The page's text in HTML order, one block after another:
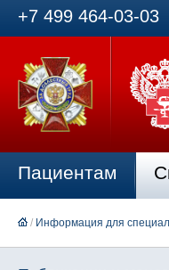
+7 499 464-03-03
Пациентам
/ Информация для